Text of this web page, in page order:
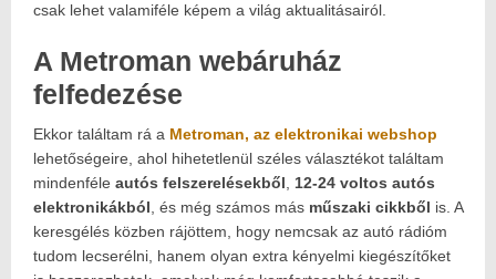
csak lehet valamiféle képem a világ aktualitásairól.
A Metroman webáruház
felfedezése
Ekkor találtam rá a Metroman, az elektronikai webshop
lehetőségeire, ahol hihetetlenül széles választékot találtam
mindenféle autós felszerelésekből
12-24 voltos autós
elektronikákból , és még számos más műszaki cikkből is. A
keresgélés közben rájöttem, hogy nemcsak az autó rádióm
tudom lecserélni, hanem olyan extra kényelmi kiegészítőket